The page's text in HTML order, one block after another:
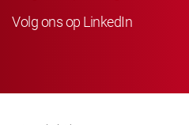
Volg ons op LinkedIn